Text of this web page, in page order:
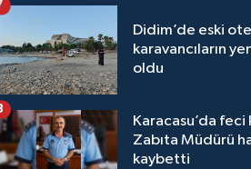
Didim’de eski
karavancıların
oldu
Karacasu’da feci
Zabıta Müdürü
kaybetti